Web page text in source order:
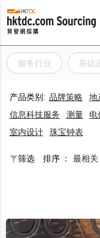
服务行业 基础
产品类别: 品牌策略 地
信息科技服务
测量 电
室内设计
珠宝钟表
筛选 排序 ：
最相关